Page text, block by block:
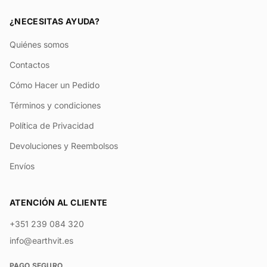
¿NECESITAS AYUDA?
Quiénes somos
Contactos
Cómo Hacer un Pedido
Términos y condiciones
Política de Privacidad
Devoluciones y Reembolsos
Envíos
ATENCIÓN AL CLIENTE
+351 239 084 320
info@earthvit.es